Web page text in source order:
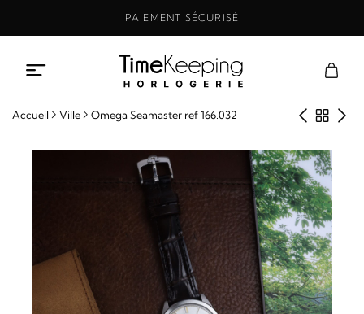
PAIEMENT SÉCURISÉ
Accueil Ville Omega Seamaster ref 166.032